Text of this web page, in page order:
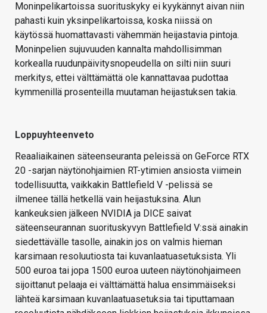
Moninpelikartoissa suorituskyky ei kyykännyt aivan niin
pahasti kuin yksinpelikartoissa, koska niissä on
käytössä huomattavasti vähemmän heijastavia pintoja.
Moninpelien sujuvuuden kannalta mahdollisimman
korkealla ruudunpäivitysnopeudella on silti niin suuri
merkitys, ettei välttämättä ole kannattavaa pudottaa
kymmenillä prosenteilla muutaman heijastuksen takia.
Loppuyhteenveto
Reaaliaikainen säteenseuranta peleissä on GeForce RTX
20 -sarjan näytönohjaimien RT-ytimien ansiosta viimein
todellisuutta, vaikkakin Battlefield V -pelissä se
ilmenee tällä hetkellä vain heijastuksina. Alun
kankeuksien jälkeen NVIDIA ja DICE saivat
säteenseurannan suorituskyvyn Battlefield V:ssä ainakin
siedettävälle tasolle, ainakin jos on valmis hieman
karsimaan resoluutiosta tai kuvanlaatuasetuksista. Yli
500 euroa tai jopa 1500 euroa uuteen näytönohjaimeen
sijoittanut pelaaja ei välttämättä halua ensimmäiseksi
lähteä karsimaan kuvanlaatuasetuksia tai tiputtamaan